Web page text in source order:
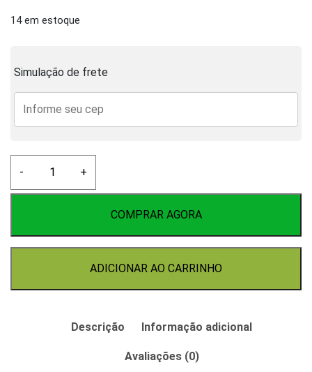
14 em estoque
Simulação de frete
-
Ekuanot
50g
+
COMPRAR AGORA
ADICIONAR AO CARRINHO
Descrição Informação adicional
Avaliações (0)